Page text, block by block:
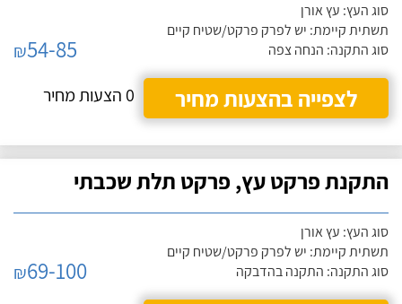
סוג העץ: עץ אורן
תשתית קיימת: יש לפרק פרקט/שטיח קיים
סוג התקנה: הנחה צפה
₪54-85
לצפייה בהצעות מחיר
0 הצעות מחיר
התקנת פרקט עץ, פרקט תלת שכבתי
סוג העץ: עץ אורן
תשתית קיימת: יש לפרק פרקט/שטיח קיים
סוג התקנה: התקנה בהדבקה
₪69-100